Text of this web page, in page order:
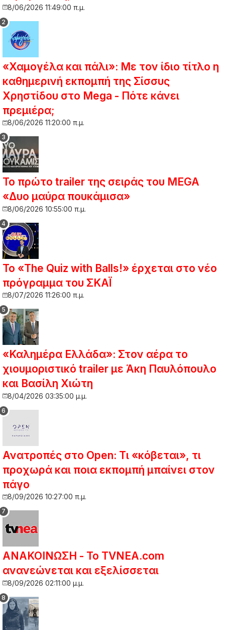
8/06/2026 11:49:00 π.μ.
«Χαμογέλα και πάλι»: Με τον ίδιο τίτλο η
καθημερινή εκπομπή της Σίσσυς
Χρηστίδου στο Mega - Πότε κάνει
πρεμιέρα;
8/06/2026 11:20:00 π.μ.
Το πρώτο trailer της σειράς του MEGA
«Δυο μαύρα πουκάμισα»
8/06/2026 10:55:00 π.μ.
Το «The Quiz with Balls!» έρχεται στο νέο
πρόγραμμα του ΣΚΑΪ
8/07/2026 11:26:00 π.μ.
«Καλημέρα Ελλάδα»: Στον αέρα το
χιουμοριστικό trailer με Άκη Παυλόπουλο
και Βασίλη Χιώτη
8/04/2026 03:35:00 μ.μ.
Ανατροπές στο Open: Τι «κόβεται», τι
προχωρά και ποια εκπομπή μπαίνει στον
πάγο
8/09/2026 10:27:00 π.μ.
ΑΝΑΚΟΙΝΩΣΗ - Το TVNEA.com
ανανεώνεται και εξελίσσεται
8/09/2026 02:11:00 μ.μ.